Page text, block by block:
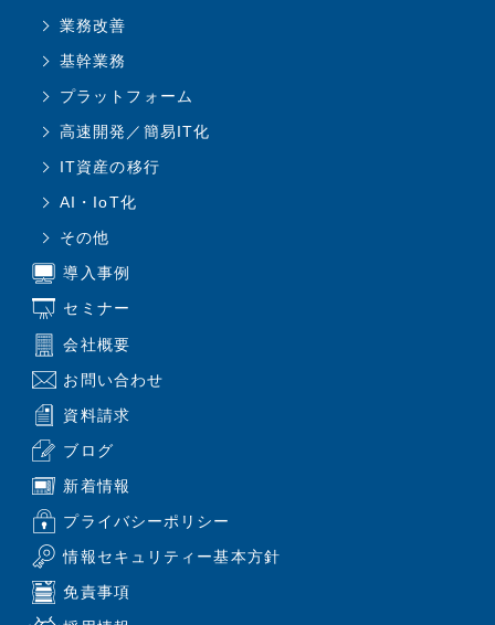
業務改善
基幹業務
プラットフォーム
高速開発／簡易IT化
IT資産の移行
AI・IoT化
その他
導入事例
セミナー
会社概要
お問い合わせ
資料請求
ブログ
新着情報
プライバシーポリシー
情報セキュリティー基本方針
免責事項